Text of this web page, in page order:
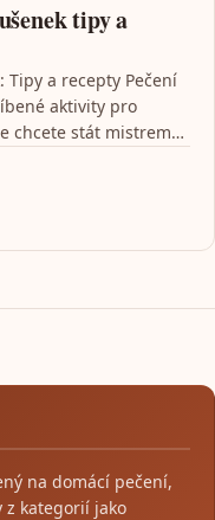
tipy a
Tipy a recepty Pečení
aktivity pro
chcete stát mistrem
na domácí pečení,
z kategorií jako